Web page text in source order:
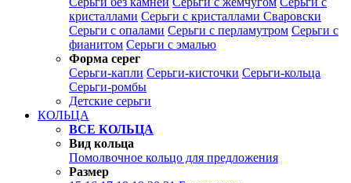
кристаллами Серьги с кристаллами Сваровски
Серьги с опалами Серьги с перламутром Серьги с
фианитом Серьги с эмалью
Форма серег
Серьги-капли Серьги-кисточки Серьги-кольца
Серьги-ромбы
Детские серьги
КОЛЬЦА
ВСЕ КОЛЬЦА
Вид кольца
Помолвочное кольцо для предложения
Размер